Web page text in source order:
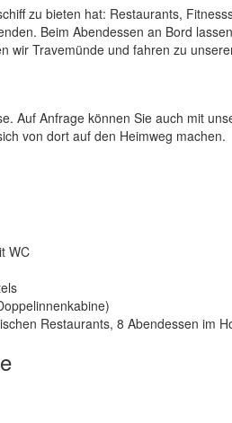
zu bieten hat: Restaurants,
Beim Abendessen an Bord
wir Travemünde und fahren zu
Auf Anfrage können Sie auch mit
von dort auf den Heimweg machen.
WC
Restaurants, 8 Abendessen im